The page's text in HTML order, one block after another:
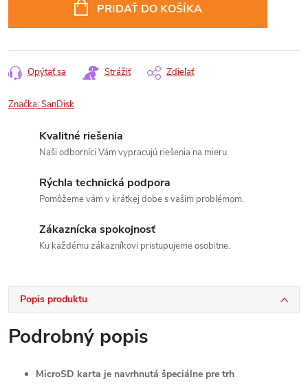
PRIDAŤ DO KOŠÍKA
Opýtať sa Strážiť Zdieľať
Značka:SanDisk
Kvalitné riešenia
Naši odborníci Vám vypracujú riešenia na mieru.
Rýchla technická podpora
Pomôžeme vám v krátkej dobe s vašim problémom.
Zákaznícka spokojnosť
Ku každému zákazníkovi pristupujeme osobitne.
Popis produktu
Podrobný popis
MicroSD karta je navrhnutá špeciálne pre trh